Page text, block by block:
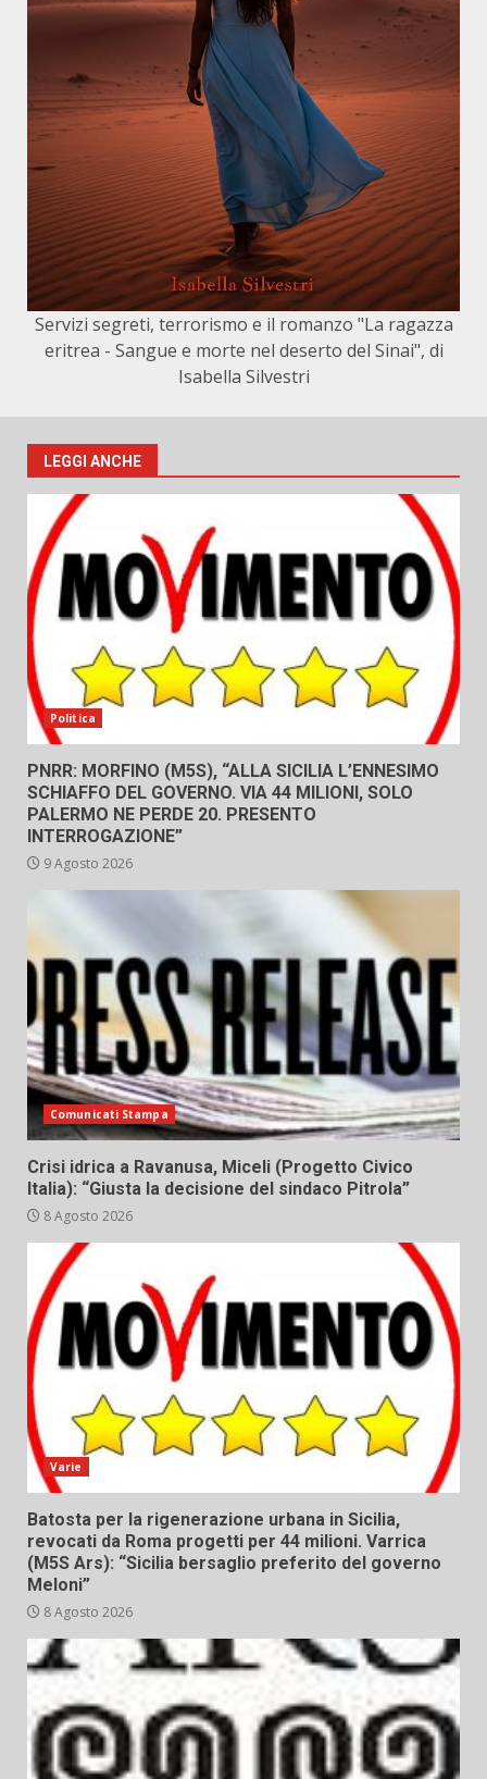
Servizi segreti, terrorismo e il romanzo "La ragazza
eritrea - Sangue e morte nel deserto del Sinai", di
Isabella Silvestri
LEGGI ANCHE
Politica
PNRR: MORFINO (M5S), “ALLA SICILIA L’ENNESIMO
SCHIAFFO DEL GOVERNO. VIA 44 MILIONI, SOLO
PALERMO NE PERDE 20. PRESENTO
INTERROGAZIONE”
9 Agosto 2026
Comunicati Stampa
Crisi idrica a Ravanusa, Miceli (Progetto Civico
Italia): “Giusta la decisione del sindaco Pitrola”
8 Agosto 2026
Varie
Batosta per la rigenerazione urbana in Sicilia,
revocati da Roma progetti per 44 milioni. Varrica
(M5S Ars): “Sicilia bersaglio preferito del governo
Meloni”
8 Agosto 2026